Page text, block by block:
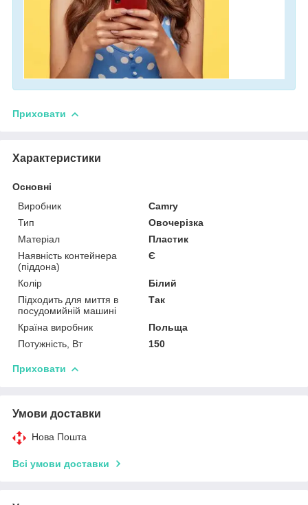
Приховати
Характеристики
Основні
Виробник
Camry
Тип
Овочерізка
Матеріал
Пластик
Наявність контейнера
(піддона)
Є
Колір
Білий
Підходить для миття в
посудомийній машині
Так
Країна виробник
Польща
Потужність, Вт
150
Приховати
Умови доставки
Нова Пошта
Всі умови доставки